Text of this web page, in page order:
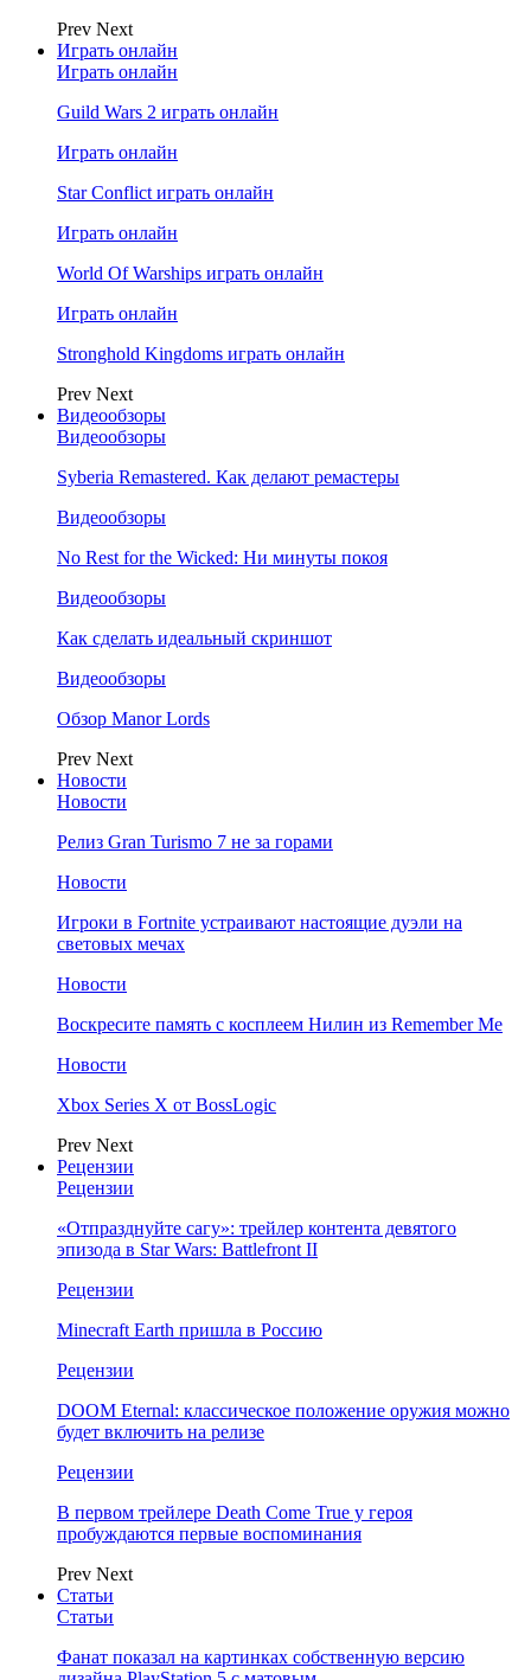
Prev Next
Играть онлайн
Играть онлайн
Guild Wars 2 играть онлайн
Играть онлайн
Star Conflict играть онлайн
Играть онлайн
World Of Warships играть онлайн
Играть онлайн
Stronghold Kingdoms играть онлайн
Prev Next
Видеообзоры
Видеообзоры
Syberia Remastered. Как делают ремастеры
Видеообзоры
No Rest for the Wicked: Ни минуты покоя
Видеообзоры
Как сделать идеальный скриншот
Видеообзоры
Обзор Manor Lords
Prev Next
Новости
Новости
Релиз Gran Turismo 7 не за горами
Новости
Игроки в Fortnite устраивают настоящие дуэли на
световых мечах
Новости
Воскресите память с косплеем Нилин из Remember Me
Новости
Xbox Series X от BossLogic
Prev Next
Рецензии
Рецензии
«Отпразднуйте сагу»: трейлер контента девятого
эпизода в Star Wars: Battlefront II
Рецензии
Minecraft Earth пришла в Россию
Рецензии
DOOM Eternal: классическое положение оружия можно
будет включить на релизе
Рецензии
В первом трейлере Death Come True у героя
пробуждаются первые воспоминания
Prev Next
Статьи
Статьи
Фанат показал на картинках собственную версию